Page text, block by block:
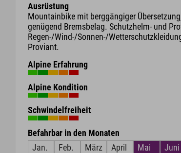
Ausrüstung
Mountainbike mit berggängiger
genügend Bremsbelag. Schutzhelm- und
Regen-/Wind-/Sonnen-/
Proviant.
Alpine Erfahrung
Alpine Kondition
Schwindelfreiheit
Befahrbar in den Monaten
Jan.
Feb. März April Mai Juni